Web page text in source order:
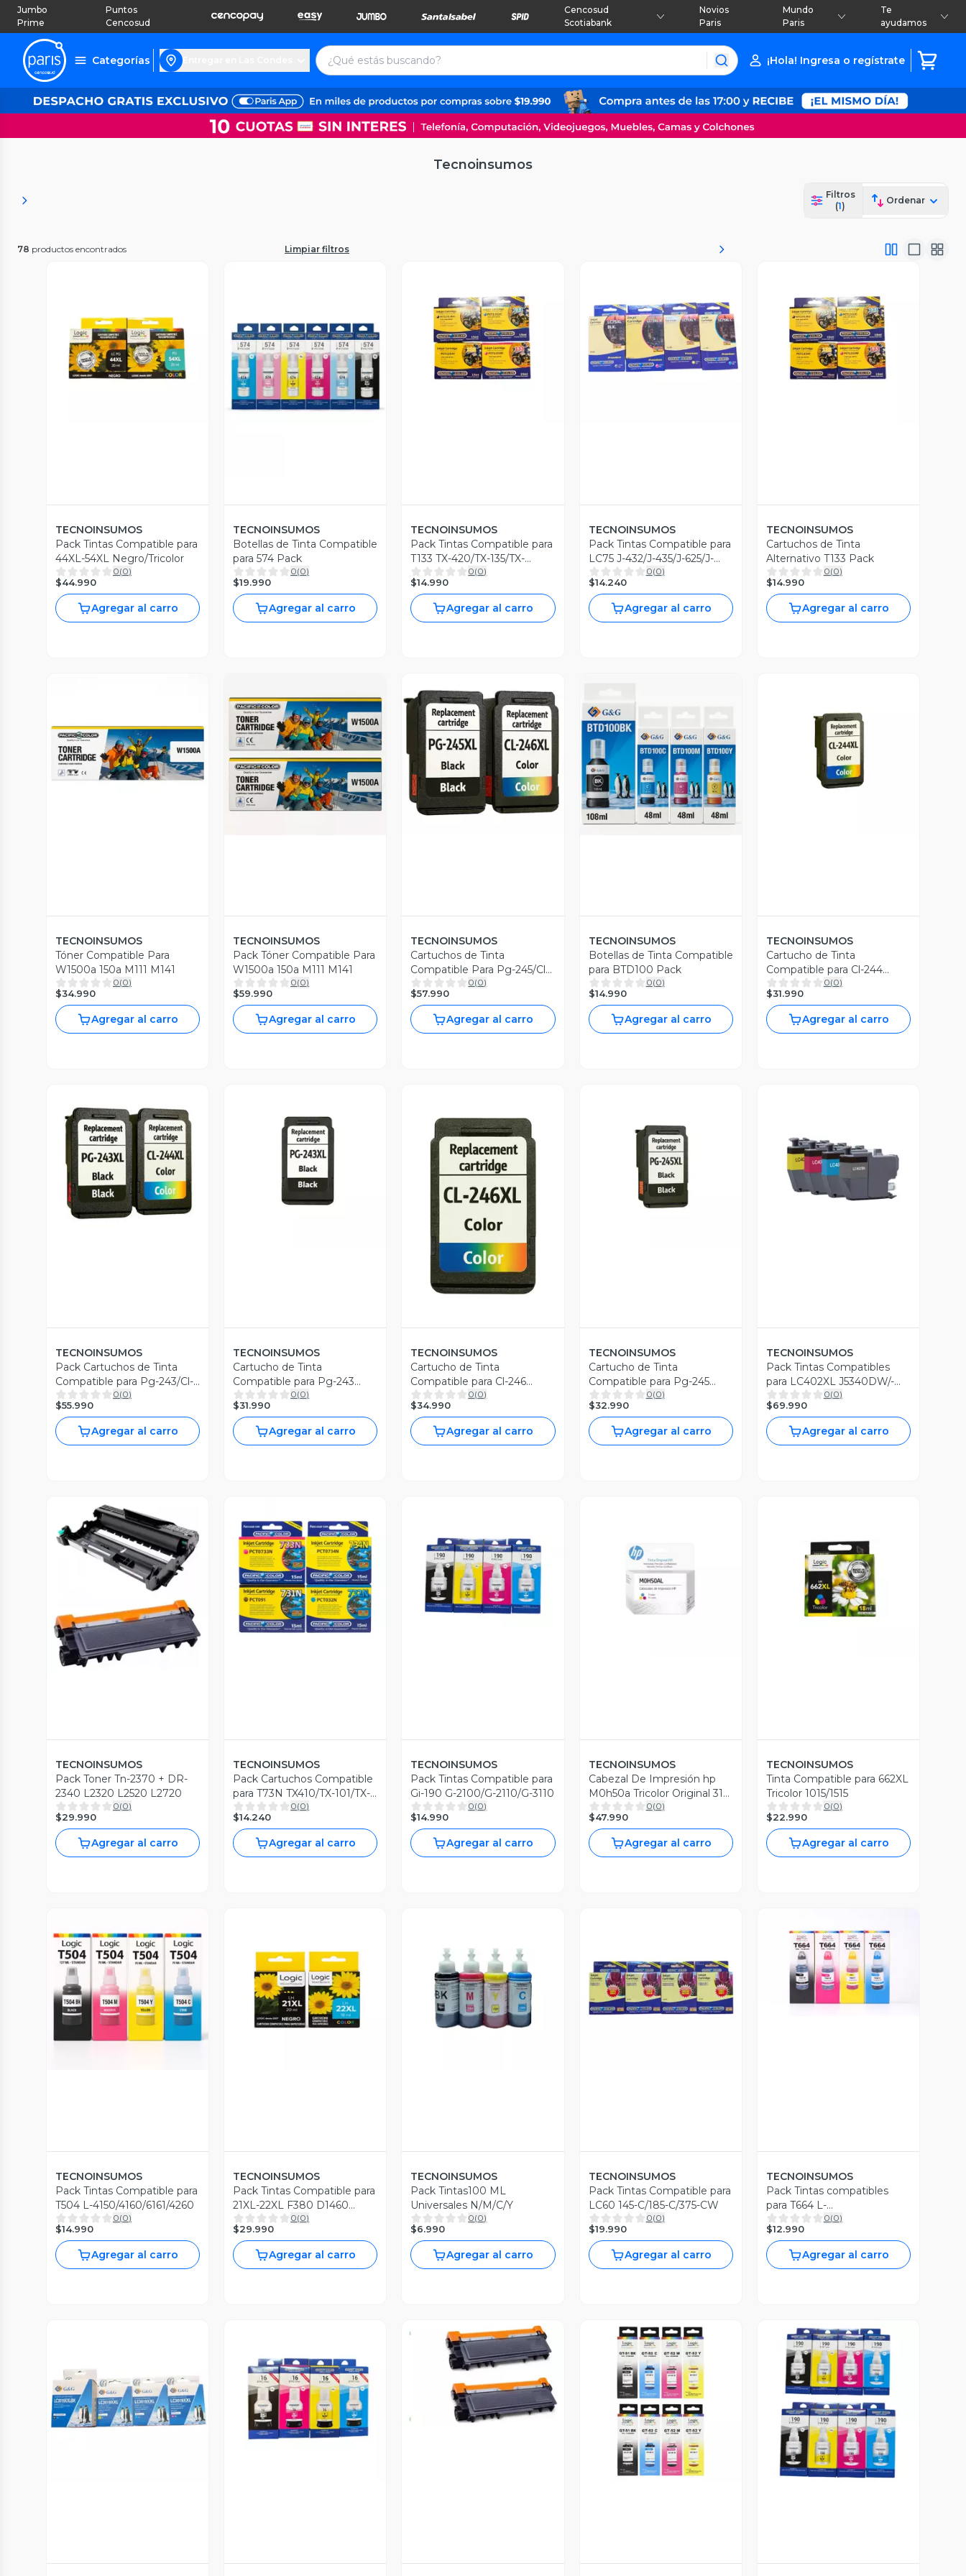
Jumbo
Prime
Puntos
Cencosud
Cencosud
Scotiabank
Novios
Paris
Mundo
Paris
Te
ayudamos
Categorías ¡Hola! Ingresa o regístrate
Tecnoinsumos
Filtros
(1)
Ordenar
78 productos encontrados Limpiar filtros
Vista Previa
TECNOINSUMOS
Pack Tintas Compatible para
44XL-54XL Negro/Tricolor
0(0)
$44.990
Agregar al carro
Vista Previa
TECNOINSUMOS
Botellas de Tinta Compatible
para 574 Pack
0(0)
$19.990
Agregar al carro
Vista Previa
TECNOINSUMOS
Pack Tintas Compatible para
T133 TX-420/TX-135/TX-
120/TX-235 0(0)
$14.990
Agregar al carro
Vista Previa
TECNOINSUMOS
Pack Tintas Compatible para
LC75 J-432/J-435/J-625/J-
6710
0(0)
$14.240
Agregar al carro
Vista Previa
TECNOINSUMOS
Cartuchos de Tinta
Alternativo T133 Pack
0(0)
$14.990
Agregar al carro
Vista Previa
TECNOINSUMOS
Tóner Compatible Para
W1500a 150a M111 M141
0(0)
$34.990
Agregar al carro
Vista Previa
TECNOINSUMOS
Pack Tóner Compatible Para
W1500a 150a M111 M141
0(0)
$59.990
Agregar al carro
Vista Previa
TECNOINSUMOS
Cartuchos de Tinta
Compatible Para Pg-245/Cl-
246 Pack
0(0)
$57.990
Agregar al carro
Vista Previa
TECNOINSUMOS
Botellas de Tinta Compatible
para BTD100 Pack
0(0)
$14.990
Agregar al carro
Vista Previa
TECNOINSUMOS
Cartucho de Tinta
Compatible para Cl-244
Tricolor
0(0)
$31.990
Agregar al carro
Vista Previa
TECNOINSUMOS
Pack Cartuchos de Tinta
Compatible para Pg-243/Cl-
244
0(0)
$55.990
Agregar al carro
Vista Previa
TECNOINSUMOS
Cartucho de Tinta
Compatible para Pg-243
Negro
0(0)
$31.990
Agregar al carro
Vista Previa
TECNOINSUMOS
Cartucho de Tinta
Compatible para Cl-246
Tricolor
0(0)
$34.990
Agregar al carro
Vista Previa
TECNOINSUMOS
Cartucho de Tinta
Compatible para Pg-245
Negro
0(0)
$32.990
Agregar al carro
Vista Previa
TECNOINSUMOS
Pack Tintas Compatibles
para LC402XL J5340DW/-
J6740DW
0(0)
$69.990
Agregar al carro
TECNOINSUMOS
Pack Toner Tn-2370 + DR-
2340 L2320 L2520 L2720
0(0)
$29.990
Agregar al carro
Vista Previa
TECNOINSUMOS
Pack Cartuchos Compatible
para T73N TX410/TX-101/TX-
220
0(0)
$14.240
Agregar al carro
Vista Previa
TECNOINSUMOS
Pack Tintas Compatible para
Gi-190 G-2100/G-2110/G-3110
0(0)
$14.990
Agregar al carro
Vista Previa
TECNOINSUMOS
Cabezal De Impresión hp
M0h50a Tricolor Original 315
415
0(0)
$47.990
Agregar al carro
Vista Previa
TECNOINSUMOS
Tinta Compatible para 662XL
Tricolor 1015/1515
0(0)
$22.990
Agregar al carro
Vista Previa
TECNOINSUMOS
Pack Tintas Compatible para
T504 L-4150/4160/6161/4260
0(0)
$14.990
Agregar al carro
Vista Previa
TECNOINSUMOS
Pack Tintas Compatible para
21XL-22XL F380 D1460
F2180
0(0)
$29.990
Agregar al carro
Vista Previa
TECNOINSUMOS
Pack Tintas100 ML
Universales N/M/C/Y
0(0)
$6.990
Agregar al carro
Vista Previa
TECNOINSUMOS
Pack Tintas Compatible para
LC60 145-C/185-C/375-CW
0(0)
$19.990
Agregar al carro
Vista Previa
TECNOINSUMOS
Pack Tintas compatibles
para T664 L-
110/120/350/355/365
0(0)
$12.990
Agregar al carro
Vista Previa Vista Previa
Vista Previa
Vista Previa Vista Previa